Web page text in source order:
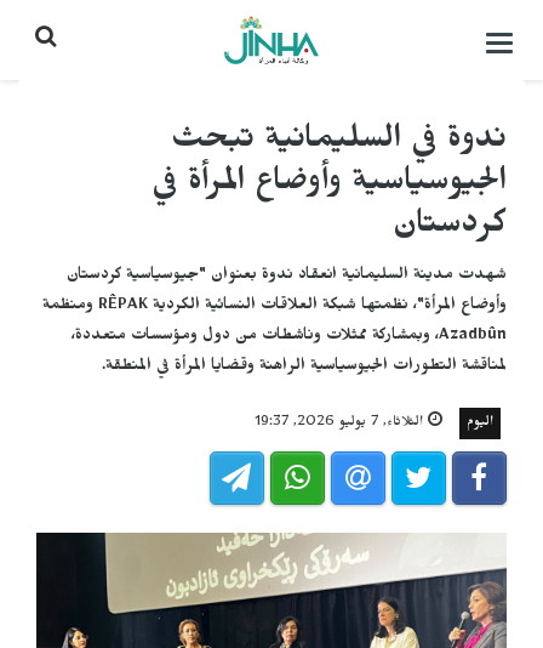
التحكم
ندوة في السليمانية تبحث
الجيوسياسية وأوضاع المرأة في
كردستان
شهدت مدينة السليمانية انعقاد ندوة بعنوان "جيوسياسية كردستان
وأوضاع المرأة"، نظمتها شبكة العلاقات النسائية الكردية RÊPAK ومنظمة
Azadbûn، وبمشاركة ممثلات وناشطات من دول ومؤسسات متعددة،
لمناقشة التطورات الجيوسياسية الراهنة وقضايا المرأة في المنطقة.
اليوم الثلاثاء, 7 يوليو 2026, 19:37